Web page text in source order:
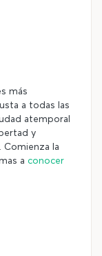
más
a todas las
atemporal
y
la
a conocer